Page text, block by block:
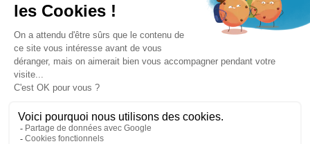
Mentions légales
Conditions générales de ventes